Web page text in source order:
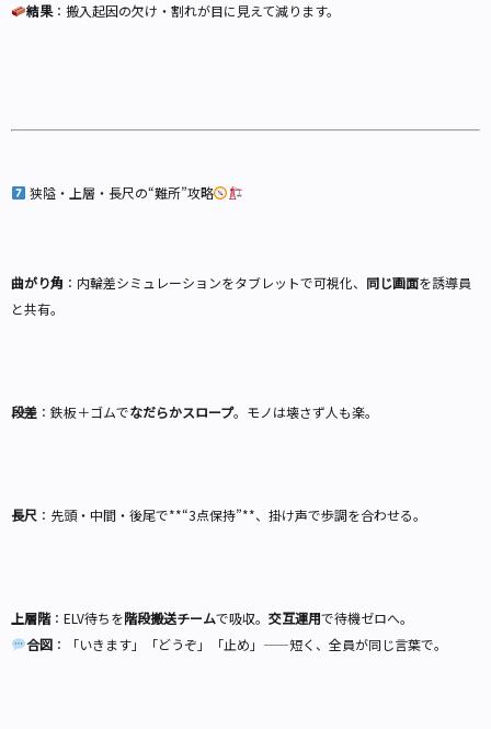
結果：搬入起因の欠け・割れが目に見えて減ります。
狭隘・上層・長尺の“難所”攻略
曲がり角 ：内輪差シミュレーションをタブレットで可視化、 同じ画面を誘導員
と共有。
段差 ：鉄板＋ゴムでなだらかスロープ。モノは壊さず人も楽。
長尺 ：先頭・中間・後尾で**“3点保持”**、掛け声で歩調を合わせる。
上層階：ELV待ちを階段搬送チームで吸収。 交互運用で待機ゼロへ。
合図：「いきます」「どうぞ」「止め」——短く、全員が同じ言葉で。